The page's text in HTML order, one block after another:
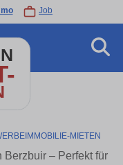
Job
MIETEN
– Perfekt für